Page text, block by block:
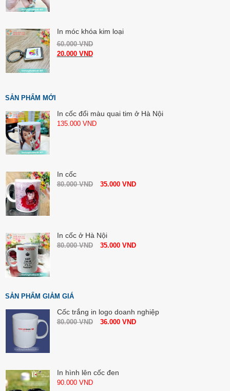
In móc khóa kim loại
60.000VND
20.000 VND
SẢN PHẨM MỚI
In cốc đổi màu quai tim ở Hà Nội
135.000 VND
In cốc
80.000VND 35.000 VND
In cốc ở Hà Nội
80.000VND 35.000 VND
SẢN PHẨM GIẢM GIÁ
Cốc trắng in logo doanh nghiệp
80.000VND 36.000 VND
In hình lên cốc đen
90.000 VND